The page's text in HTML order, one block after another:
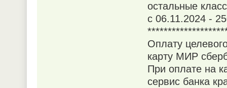
остальные
с 06.11.2024 -
Оплату
карту МИР
При оплате на
сервис банка